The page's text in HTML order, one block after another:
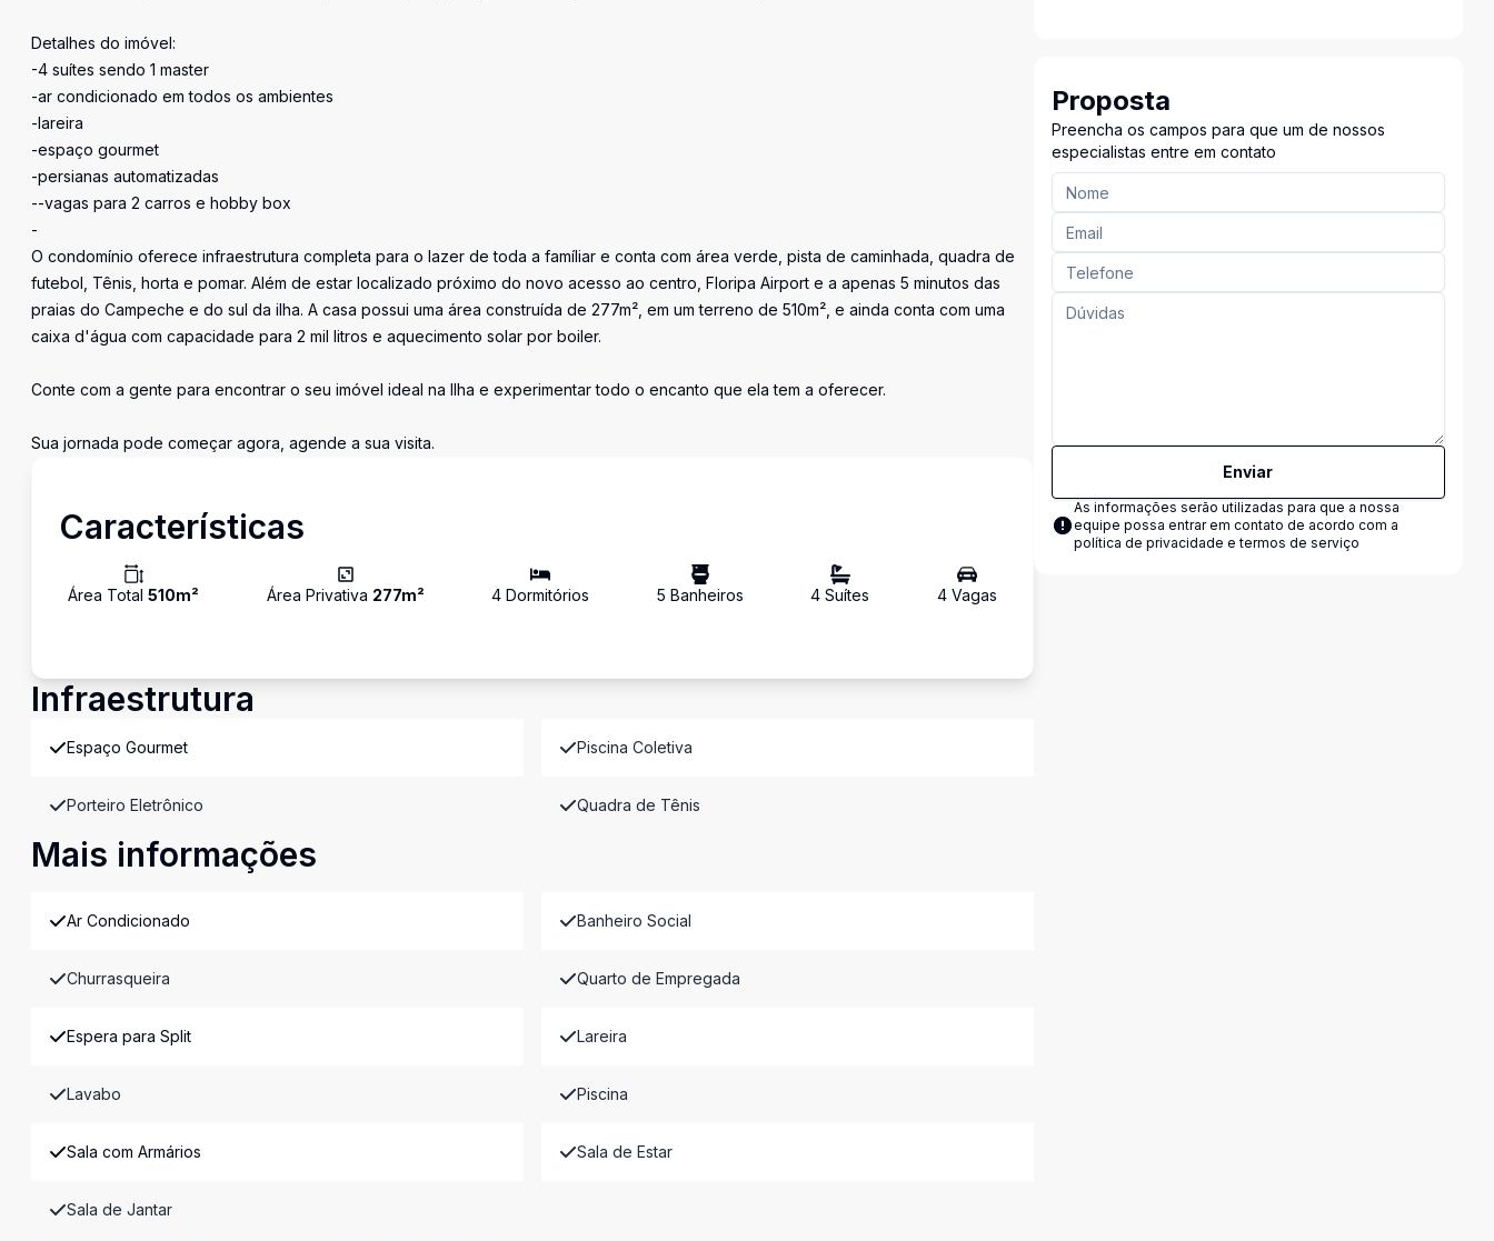
Detalhes do imóvel:
-4 suítes sendo 1 master
-ar condicionado em todos os ambientes
-lareira
-espaço gourmet
-persianas automatizadas
--vagas para 2 carros e hobby box
-
O condomínio oferece infraestrutura completa para o lazer de toda a famíliar e conta com área verde, pista de caminhada, quadra de
futebol, Tênis, horta e pomar. Além de estar localizado próximo do novo acesso ao centro, Floripa Airport e a apenas 5 minutos das
praias do Campeche e do sul da ilha. A casa possui uma área construída de 277m², em um terreno de 510m², e ainda conta com uma
caixa d'água com capacidade para 2 mil litros e aquecimento solar por boiler.
Conte com a gente para encontrar o seu imóvel ideal na Ilha e experimentar todo o encanto que ela tem a oferecer.
Sua jornada pode começar agora, agende a sua visita.
Características
Área Total 510m² Área Privativa 277m² 4 Dormitórios 5 Banheiros 4 Suítes 4Vagas
Infraestrutura
Espaço Gourmet Piscina Coletiva
Porteiro Eletrônico Quadra de Tênis
Mais informações
Ar Condicionado Banheiro Social
Churrasqueira Quarto de Empregada
Espera para Split Lareira
Lavabo Piscina
Sala com Armários Sala de Estar
Sala de Jantar
Proposta
Preencha os campos para que um de nossos
especialistas entre em contato
Enviar
As informações serão utilizadas para que a nossa
equipe possa entrar em contato de acordo com a
política de privacidade e termos de serviço